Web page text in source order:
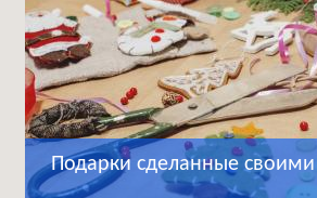
Подарки сделанные